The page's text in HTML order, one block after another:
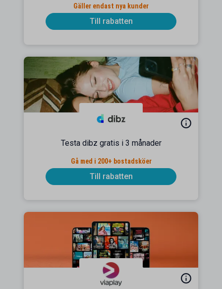
Gäller endast nya kunder
Till rabatten
Testa dibz gratis i 3 månader
Gå med i 200+ bostadsköer
Till rabatten